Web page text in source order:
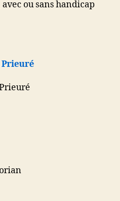
ou sans handicap
Prieuré